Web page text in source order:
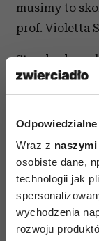
Wraz z
osobiste dane,
technologii jak
wychodzenia
rozwoju
musimy to
prof. Violetta
Standardowo
w 51., 52. roku
badania, są
wygasa
i drastycznie
grupy
estradiol oraz
Skrzypulec-